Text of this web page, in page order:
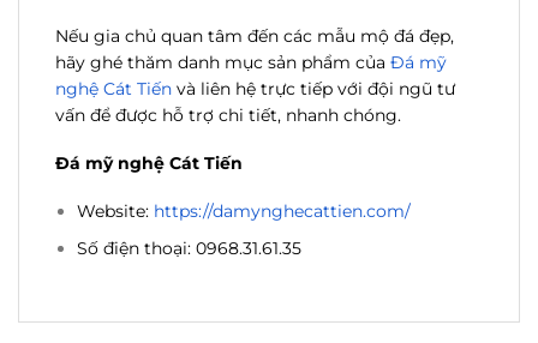
Nếu gia chủ quan tâm đến các mẫu mộ đá đẹp,
hãy ghé thăm danh mục sản phẩm của Đá mỹ
nghệ Cát Tiến và liên hệ trực tiếp với đội ngũ tư
vấn để được hỗ trợ chi tiết, nhanh chóng.
Đá mỹ nghệ Cát Tiến
Website: https://damynghecattien.com/
Số điện thoại: 0968.31.61.35